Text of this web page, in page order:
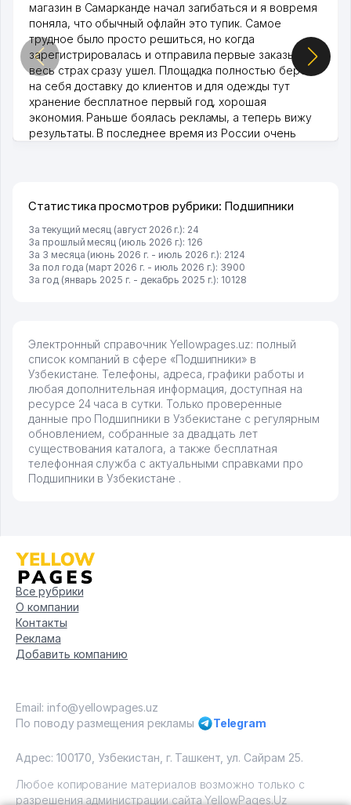
магазин в Самарканде начал загибаться и я вовремя
поняла, что обычный офлайн это тупик. Самое
трудное было просто решиться, но когда
зарегистрировалась и отправила первые заказы,
весь страх сразу ушел. Площадка полностью берет
на себя доставку до клиентов и для одежды тут
хранение бесплатное первый год, хорошая
экономия. Раньше боялась рекламы, а теперь вижу
результаты. В последнее время из России очень
Статистика просмотров рубрики: Подшипники
За текущий месяц (август 2026 г.): 24
За прошлый месяц (июль 2026 г.): 126
За 3 месяца (июнь 2026 г. - июль 2026 г.): 2124
За пол года (март 2026 г. - июль 2026 г.): 3900
За год (январь 2025 г. - декабрь 2025 г.): 10128
Электронный справочник Yellowpages.uz: полный
список компаний в сфере «Подшипники» в
Узбекистане. Телефоны, адреса, графики работы и
любая дополнительная информация, доступная на
ресурсе 24 часа в сутки. Только проверенные
данные про Подшипники в Узбекистане с регулярным
обновлением, собранные за двадцать лет
существования каталога, а также бесплатная
телефонная служба с актуальными справками про
Подшипники в Узбекистане .
Все рубрики
О компании
Контакты
Реклама
Добавить компанию
Email: info@yellowpages.uz
По поводу размещения рекламы
Telegram
Адрес: 100170, Узбекистан, г. Ташкент, ул. Сайрам 25.
Любое копирование материалов возможно только с
разрешения администрации сайта YellowPages.Uz